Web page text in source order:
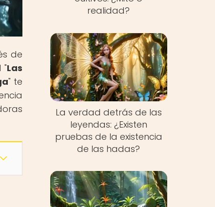
de
"Las
" te
realidad?
La verdad detrás de las
leyendas: ¿Existen
pruebas de la existencia
de las hadas?